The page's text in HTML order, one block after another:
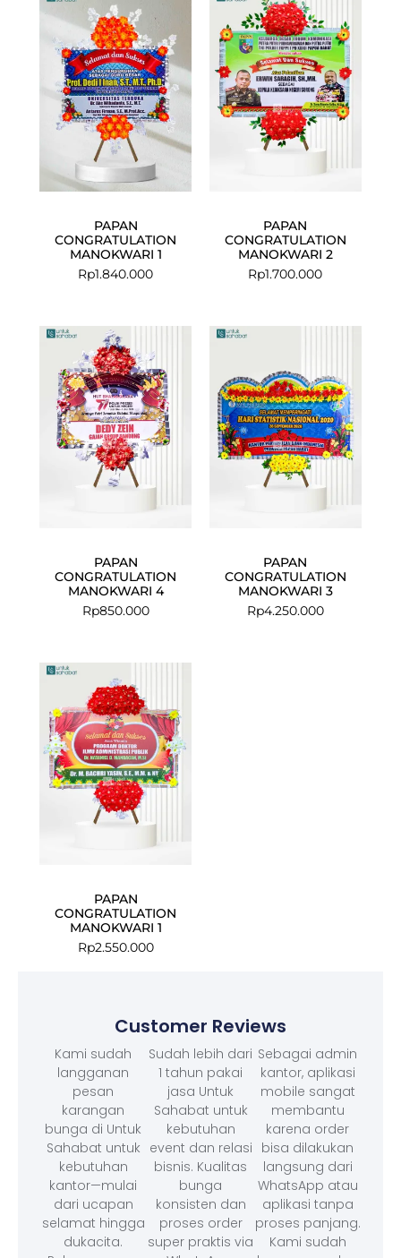
PAPAN
CONGRATULATION
MANOKWARI 1
Rp1.840.000
PAPAN
CONGRATULATION
MANOKWARI 2
Rp1.700.000
PAPAN
CONGRATULATION
MANOKWARI 4
Rp850.000
PAPAN
CONGRATULATION
MANOKWARI 3
Rp4.250.000
PAPAN
CONGRATULATION
MANOKWARI 1
Rp2.550.000
Customer Reviews
Kami sudah
langganan
pesan
karangan
bunga di Untuk
Sahabat untuk
kebutuhan
kantor—mulai
dari ucapan
selamat hingga
dukacita.
Sudah lebih dari
1 tahun pakai
jasa Untuk
Sahabat untuk
kebutuhan
event dan relasi
bisnis. Kualitas
bunga
konsisten dan
proses order
super praktis via
Sebagai admin
kantor, aplikasi
mobile sangat
membantu
karena order
bisa dilakukan
langsung dari
WhatsApp atau
aplikasi tanpa
proses panjang.
Kami sudah